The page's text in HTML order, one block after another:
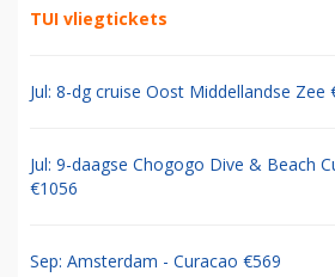
TUI vliegtickets
Jul: 8-dg cruise Oost Middellandse Zee
Jul: 9-daagse Chogogo Dive & Beach
€1056
Sep: Amsterdam - Curacao €569